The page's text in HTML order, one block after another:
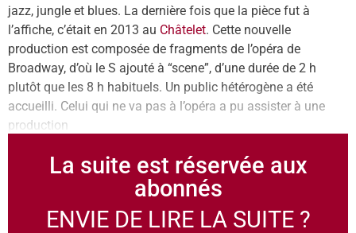
jazz, jungle et blues. La dernière fois que la pièce fut à
l’affiche, c’était en 2013 au Châtelet. Cette nouvelle
production est composée de fragments de l’opéra de
Broadway, d’où le S ajouté à “scene”, d’une durée de 2 h
plutôt que les 8 h habituels. Un public hétérogène a été
accueilli. Celui qui ne va pas à l’opéra a pu assister à une
production
La suite est réservée aux
abonnés
ENVIE DE LIRE LA SUITE ?